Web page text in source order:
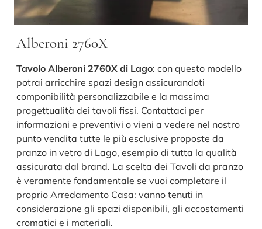
Alberoni 2760X
Tavolo Alberoni 2760X di Lago: con questo modello
potrai arricchire spazi design assicurandoti
componibilità personalizzabile e la massima
progettualità dei tavoli fissi. Contattaci per
informazioni e preventivi o vieni a vedere nel nostro
punto vendita tutte le più esclusive proposte da
pranzo in vetro di Lago, esempio di tutta la qualità
assicurata dal brand. La scelta dei Tavoli da pranzo
è veramente fondamentale se vuoi completare il
proprio Arredamento Casa: vanno tenuti in
considerazione gli spazi disponibili, gli accostamenti
cromatici e i materiali.